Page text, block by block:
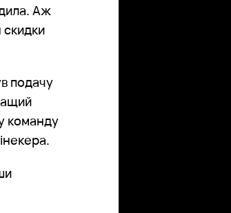
Аж
скидки
подачу
команду